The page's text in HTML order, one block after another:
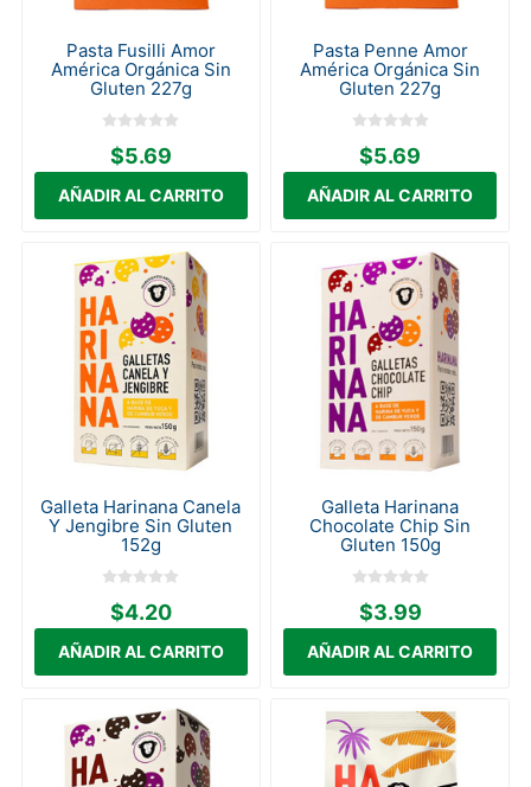
Pasta Fusilli Amor
América Orgánica Sin
Gluten 227g
$5.69
Pasta Penne Amor
América Orgánica Sin
Gluten 227g
$5.69
Galleta Harinana Canela
Y Jengibre Sin Gluten
152g
$4.20
Galleta Harinana
Chocolate Chip Sin
Gluten 150g
$3.99